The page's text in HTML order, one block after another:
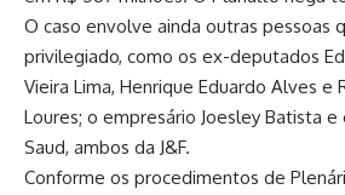
O caso envolve ainda outras pessoas
privilegiado, como os ex-deputados
Vieira Lima, Henrique Eduardo Alves e
Loures; o empresário Joesley Batista
Saud, ambos da J&F.
Conforme os procedimentos de